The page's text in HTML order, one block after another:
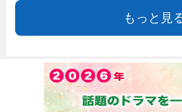
もっと見